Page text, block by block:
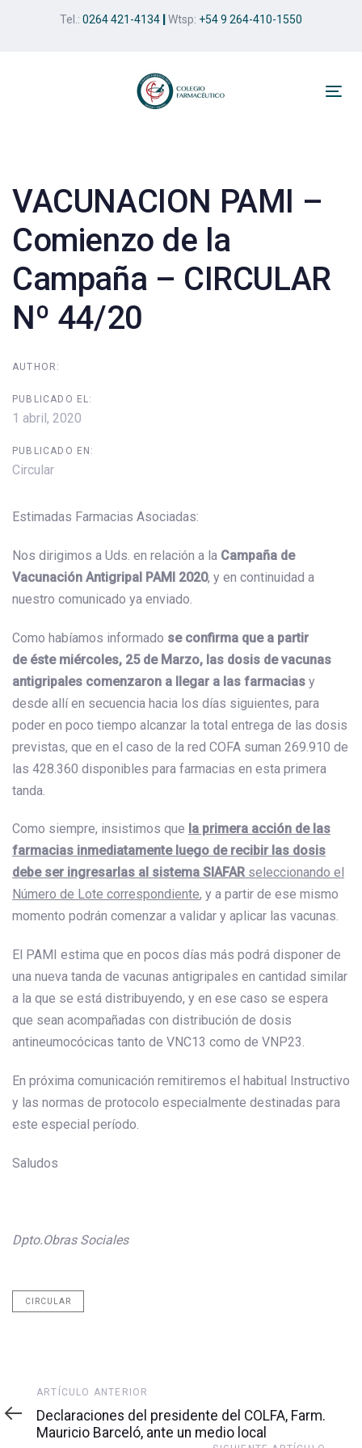
Tel.: 0264 421-4134 Wtsp: +54 9 264-410-1550
VACUNACION PAMI –
Comienzo de la
Campaña – CIRCULAR
Nº 44/20
AUTHOR:
PUBLICADO EL:
1 abril, 2020
PUBLICADO EN:
Circular
Estimadas Farmacias Asociadas:
Nos dirigimos a Uds. en relación a la Campaña de
Vacunación Antigripal PAMI 2020, y en continuidad a
nuestro comunicado ya enviado.
Como habíamos informado se confirma que a partir
de éste miércoles, 25 de Marzo, las dosis de vacunas
antigripales comenzaron a llegar a las farmacias y
desde allí en secuencia hacia los días siguientes, para
poder en poco tiempo alcanzar la total entrega de las dosis
previstas, que en el caso de la red COFA suman 269.910 de
las 428.360 disponibles para farmacias en esta primera
tanda.
Como siempre, insistimos que la primera acción de las
farmacias inmediatamente luego de recibir las dosis
debe ser ingresarlas al sistema SIAFAR seleccionando el
Número de Lote correspondiente, y a partir de ese mismo
momento podrán comenzar a validar y aplicar las vacunas.
El PAMI estima que en pocos días más podrá disponer de
una nueva tanda de vacunas antigripales en cantidad similar
a la que se está distribuyendo, y en ese caso se espera
que sean acompañadas con distribución de dosis
antineumocócicas tanto de VNC13 como de VNP23.
En próxima comunicación remitiremos el habitual Instructivo
y las normas de protocolo especialmente destinadas para
este especial período.
Saludos
Dpto.Obras Sociales
CIRCULAR
navigation
Artículo
anterior
ARTÍCULO ANTERIOR
Declaraciones del presidente del COLFA, Farm.
Mauricio Barceló, ante un medio local